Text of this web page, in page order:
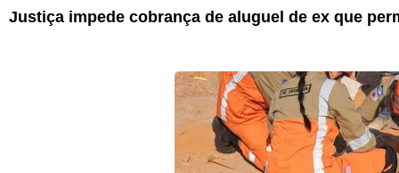
Justiça impede cobrança de aluguel de ex que